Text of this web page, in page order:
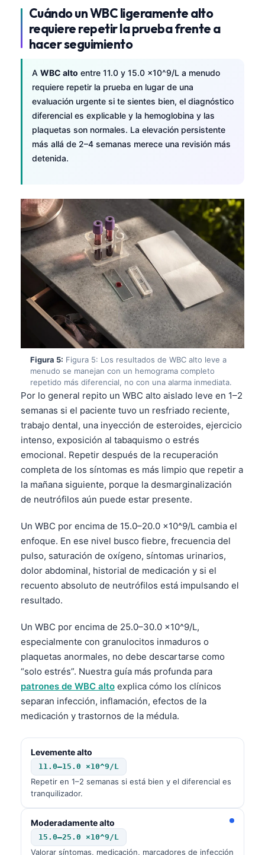
Cuándo un WBC ligeramente alto
requiere repetir la prueba frente a
hacer seguimiento
A WBC alto entre 11.0 y 15.0 ×10^9/L a menudo
requiere repetir la prueba en lugar de una
evaluación urgente si te sientes bien, el diagnóstico
diferencial es explicable y la hemoglobina y las
plaquetas son normales. La elevación persistente
más allá de 2–4 semanas merece una revisión más
detenida.
Figura 5: Figura 5: Los resultados de WBC alto leve a
menudo se manejan con un hemograma completo
repetido más diferencial, no con una alarma inmediata.
Por lo general repito un WBC alto aislado leve en 1–2
semanas si el paciente tuvo un resfriado reciente,
trabajo dental, una inyección de esteroides, ejercicio
intenso, exposición al tabaquismo o estrés
emocional. Repetir después de la recuperación
completa de los síntomas es más limpio que repetir a
la mañana siguiente, porque la desmarginalización
de neutrófilos aún puede estar presente.
Un WBC por encima de 15.0–20.0 ×10^9/L cambia el
enfoque. En ese nivel busco fiebre, frecuencia del
pulso, saturación de oxígeno, síntomas urinarios,
dolor abdominal, historial de medicación y si el
recuento absoluto de neutrófilos está impulsando el
resultado.
Un WBC por encima de 25.0–30.0 ×10^9/L,
especialmente con granulocitos inmaduros o
plaquetas anormales, no debe descartarse como
“solo estrés”. Nuestra guía más profunda para
patrones de WBC alto explica cómo los clínicos
separan infección, inflamación, efectos de la
medicación y trastornos de la médula.
Levemente alto
11.0–15.0 ×10^9/L
Repetir en 1–2 semanas si está bien y el diferencial es
tranquilizador.
Moderadamente alto
15.0–25.0 ×10^9/L
Valorar síntomas, medicación, marcadores de infección
Македонски јазик
Euskara
Gàidhlig
Occitan
العربية المغربية
Afrikaans
Монгол
ພາສາລາວ
Basa Jawa
Cebuano
ئۇيغۇرچە
Кыргызча
Татар теле
Беларуская мова
Esperanto
Frysk
Ślōnskŏ gŏdka
Norsk bokmål